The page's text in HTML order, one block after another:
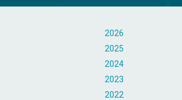
2026
2025
2024
2023
2022